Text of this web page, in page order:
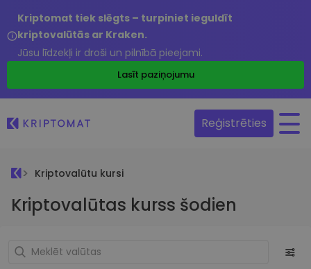
Kriptomat tiek slēgts – turpiniet ieguldīt
kriptovalūtās ar Kraken.
Jūsu līdzekļi ir droši un pilnībā pieejami.
Lasīt paziņojumu
Reģistrēties
Kriptovalūtu kursi
Kriptovalūtas kurss šodien